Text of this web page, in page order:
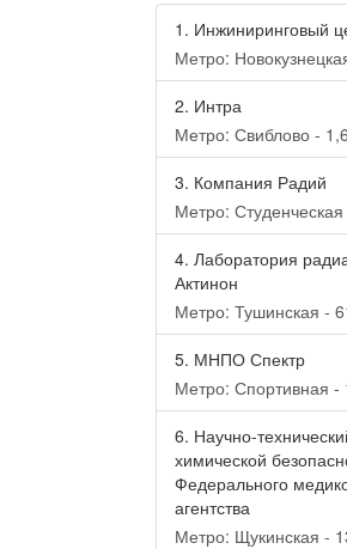
1. Инжиниринговый
Метро:
2. Интра
Метро: Свиблово -
3. Компания Радий
Метро:
4. Лаборатория
Актинон
Метро: Тушинская -
5. МНПО Спектр
Метро: Спортивная -
6. Научно-
химической
Федерального
агентства
Метро: Щукинская -